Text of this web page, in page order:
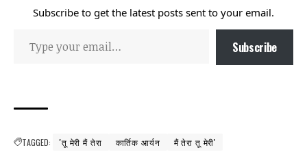
Subscribe to get the latest posts sent to your email.
Subscribe
TAGGED: 'तू मेरी मैं तेरा कार्तिक आर्यन मैं तेरा तू मेरी'